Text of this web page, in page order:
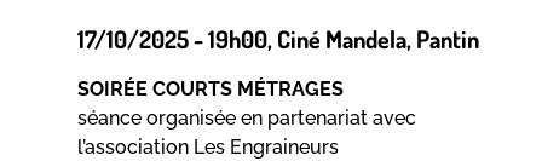
17/10/2025 - 19h00, Ciné Mandela, Pantin
SOIRÉE COURTS MÉTRAGES
séance organisée en partenariat avec
l’association Les Engraineurs